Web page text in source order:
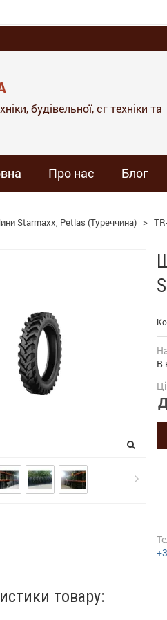
будівельної, сг техніки та
Про нас Блог
Starmaxx, Petlas (Туреччина) >
В
товару: